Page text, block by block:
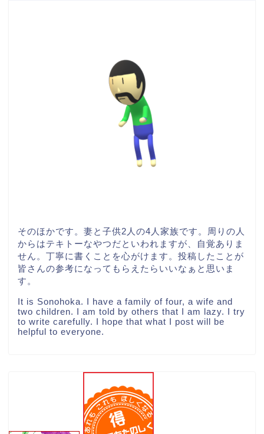
そのほかです。妻と子供2人の4人家族です。周りの人
からはテキトーなやつだといわれますが、自覚ありま
せん。丁寧に書くことを心がけます。投稿したことが
皆さんの参考になってもらえたらいいなぁと思いま
す。
It is Sonohoka. I have a family of four, a wife and
two children. I am told by others that I am lazy. I try
to write carefully. I hope that what I post will be
helpful to everyone.